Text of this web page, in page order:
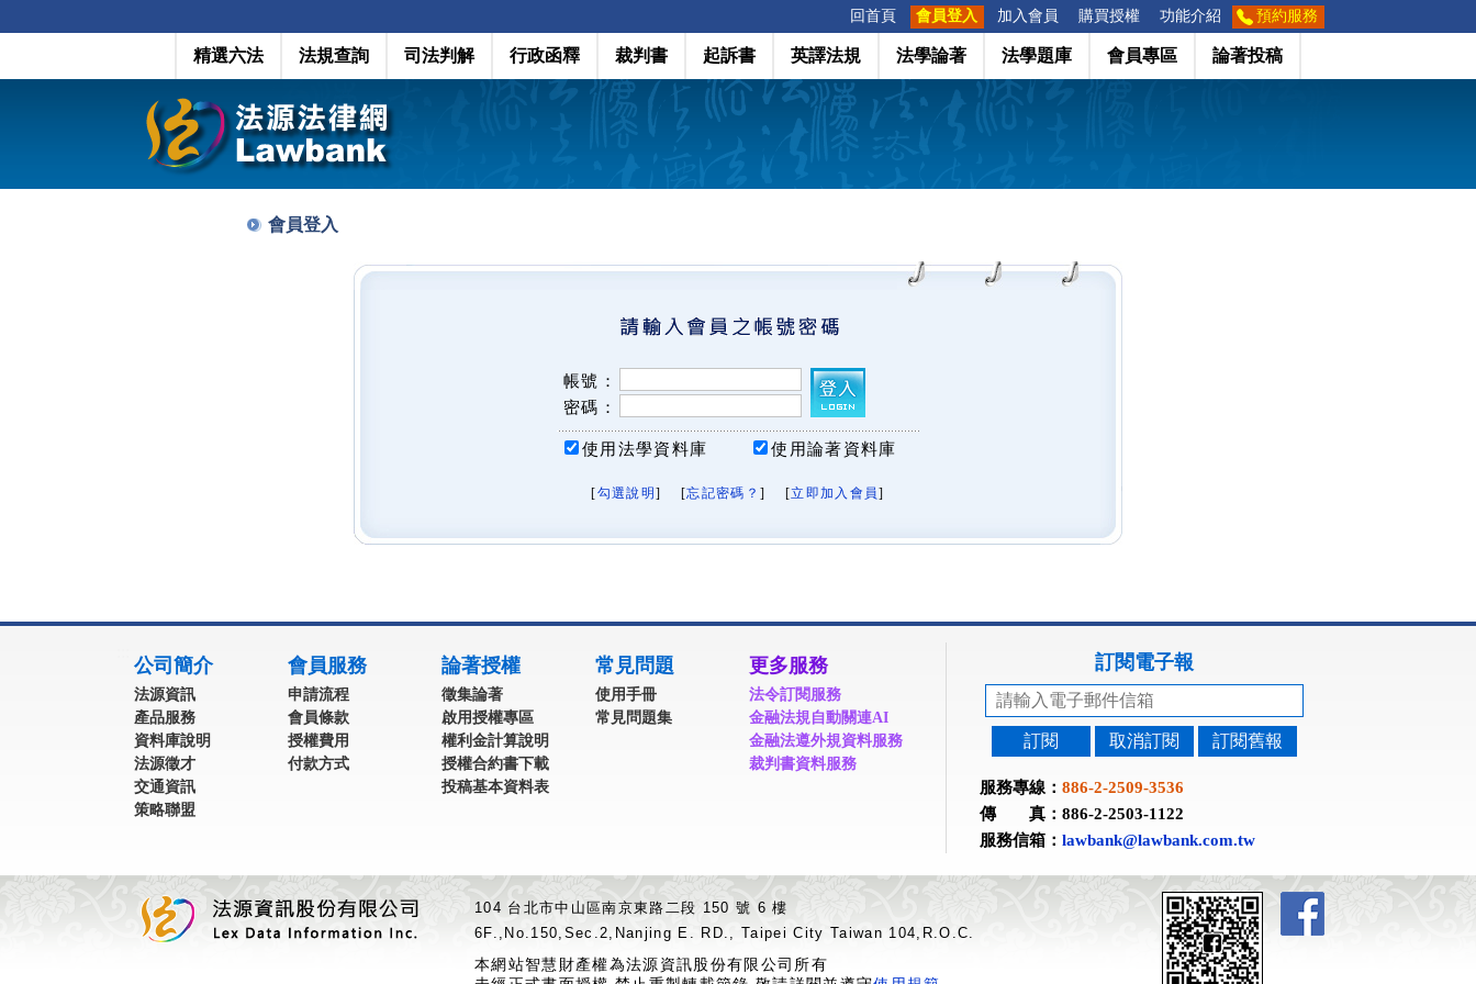
回首頁 會員登入 加入會員 購買授權 功能介紹 預約服務
精選六法 法規查詢 司法判解 行政函釋 裁判書 起訴書 英譯法規 法學論著 法學題庫 會員專區 論著投稿
會員登入
帳號：
密碼：
使用法學資料庫 使用論著資料庫
[勾選說明 ] [忘記密碼？ ] [立即加入會員]
公司簡介
法源資訊
產品服務
資料庫說明
法源徵才
交通資訊
策略聯盟
會員服務
申請流程
會員條款
授權費用
付款方式
論著授權
徵集論著
啟用授權專區
權利金計算說明
授權合約書下載
投稿基本資料表
常見問題
使用手冊
常見問題集
更多服務
法令訂閱服務
金融法規自動關連AI
金融法遵外規資料服務
裁判書資料服務
訂閱電子報
訂閱 取消訂閱 訂閱舊報
服務專線： 886-2-2509-3536
傳 真：886-2-2503-1122
服務信箱： lawbank@lawbank.com.tw
104 台北市中山區南京東路二段 150 號 6 樓
6F.,No.150,Sec.2,Nanjing E. RD., Taipei City Taiwan 104,R.O.C.
本網站智慧財產權為法源資訊股份有限公司所有